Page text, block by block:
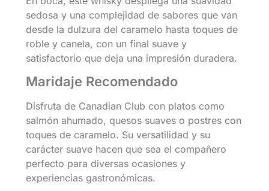
sedosa y una complejidad de sabores que van
desde la dulzura del caramelo hasta toques de
roble y canela, con un final suave y
satisfactorio que deja una impresión duradera.
Maridaje Recomendado
Disfruta de Canadian Club con platos como
salmón ahumado, quesos suaves o postres con
toques de caramelo. Su versatilidad y su
carácter suave hacen que sea el compañero
perfecto para diversas ocasiones y
experiencias gastronómicas.